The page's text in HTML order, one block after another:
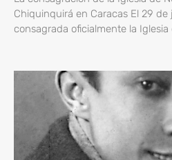
Chiquinquirá en Caracas El 29
consagrada oficialmente la Iglesia